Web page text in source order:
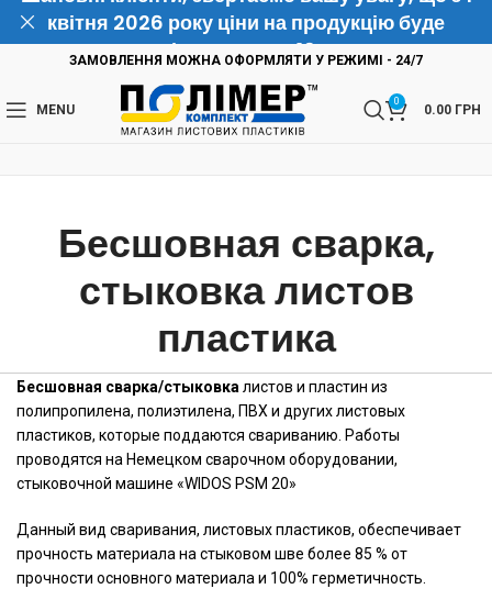
ЗАМОВЛЕННЯ МОЖНА ОФОРМЛЯТИ У РЕЖИМІ - 24/7
MENU
0
0.00 ГРН
Бесшовная сварка,
стыковка листов
пластика
Бесшовная сварка/стыковка листов и пластин из
полипропилена, полиэтилена, ПВХ и других листовых
пластиков, которые поддаются свариванию. Работы
проводятся на Немецком сварочном оборудовании,
стыковочной машине «WIDOS PSM 20»
Данный вид сваривания, листовых пластиков, обеспечивает
прочность материала на стыковом шве более 85 % от
прочности основного материала и 100% герметичность.
квітня 2026 року ціни на продукцію буде
підвищено на 10%